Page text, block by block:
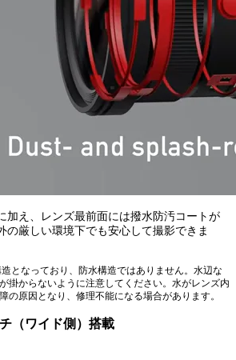
加え、レンズ最前面には撥水防汚コートが
の厳しい環境下でも安心して撮影できま
となっており、防水構造ではありません。水辺な
掛からないように注意してください。水がレンズ内
の原因となり、修理不能になる場合があります。
（ワイド側）搭載